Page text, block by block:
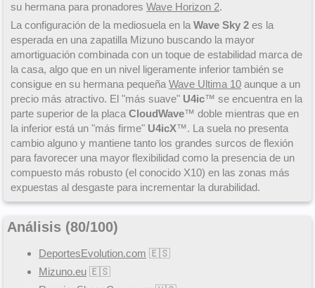
su hermana para pronadores Wave Horizon 2.
La configuración de la mediosuela en la Wave Sky 2 es la
esperada en una zapatilla Mizuno buscando la mayor
amortiguación combinada con un toque de estabilidad marca de
la casa, algo que en un nivel ligeramente inferior también se
consigue en su hermana pequeña Wave Ultima 10 aunque a un
precio más atractivo. El "más suave" U4ic™ se encuentra en la
parte superior de la placa CloudWave™ doble mientras que en
la inferior está un "más firme" U4icX™. La suela no presenta
cambio alguno y mantiene tanto los grandes surcos de flexión
para favorecer una mayor flexibilidad como la presencia de un
compuesto más robusto (el conocido X10) en las zonas más
expuestas al desgaste para incrementar la durabilidad.
Análisis (80/100)
DeportesEvolution.com 🇪🇸
Mizuno.eu 🇪🇸